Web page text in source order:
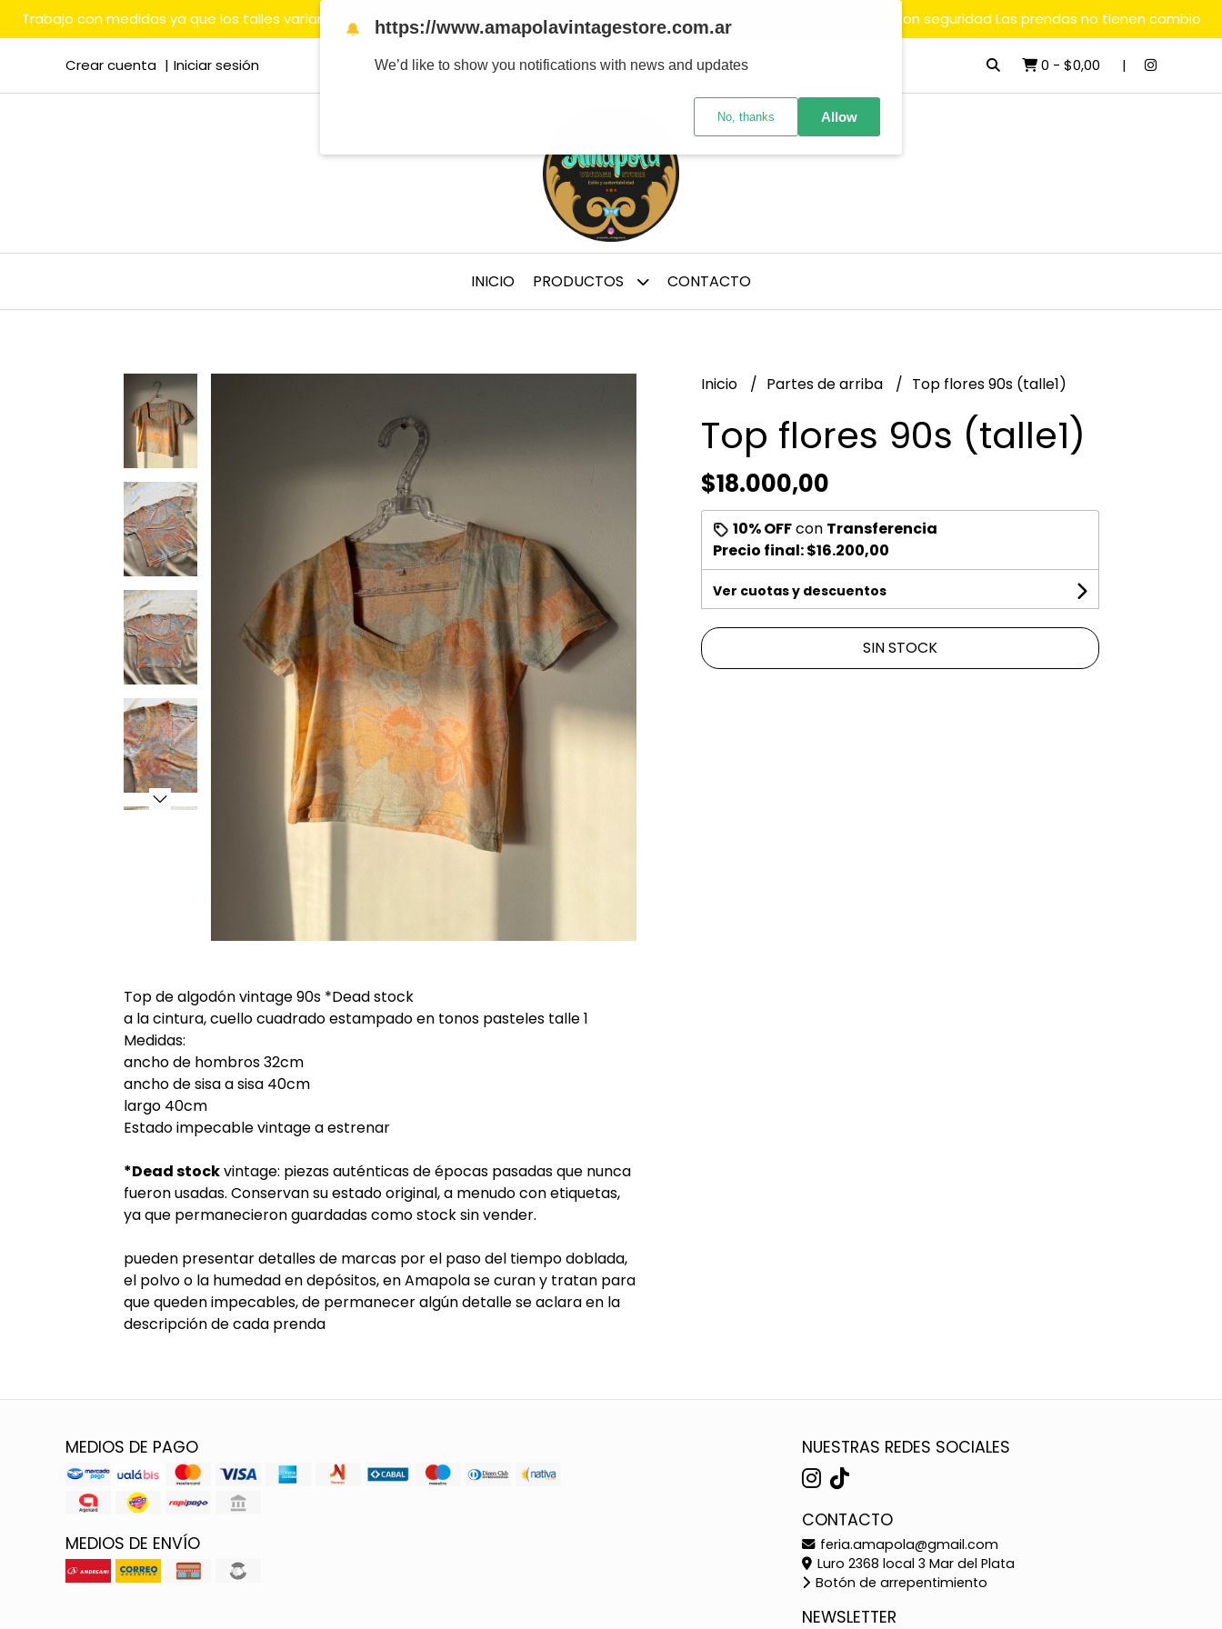
Trabajo con medidas ya que los talles varían mucho entre marcas y/ épocas de confección, te aconsejo medirte para comprar con seguridad Las prendas no tienen cambio
Crear cuenta Iniciar sesión 0 - $0,00
INICIO PRODUCTOS CONTACTO
Top de algodón vintage 90s *Dead stock
a la cintura, cuello cuadrado estampado en tonos pasteles talle 1
Medidas:
ancho de hombros 32cm
ancho de sisa a sisa 40cm
largo 40cm
Estado impecable vintage a estrenar
*Dead stockvintage: piezas auténticas de épocas pasadas que nunca
fueron usadas. Conservan su estado original, a menudo con etiquetas,
ya que permanecieron guardadas como stock sin vender.
pueden presentar detalles de marcas por el paso del tiempo doblada,
el polvo o la humedad en depósitos, en Amapola se curan y tratan para
que queden impecables, de permanecer algún detalle se aclara en la
descripción de cada prenda
Inicio Partes de arriba Top flores 90s (talle1)
Top flores 90s (talle1)
$18.000,00
10% OFFcon Transferencia
Precio final:$16.200,00
Ver cuotas y descuentos
SIN STOCK
MEDIOS DE PAGO
MEDIOS DE ENVÍO
NUESTRAS REDES SOCIALES
CONTACTO
feria.amapola@gmail.com
Luro 2368 local 3 Mar del Plata
Botón de arrepentimiento
NEWSLETTER
🔔 https://www.amapolavintagestore.com.ar
We’d like to show you notifications with news and updates
No, thanks Allow